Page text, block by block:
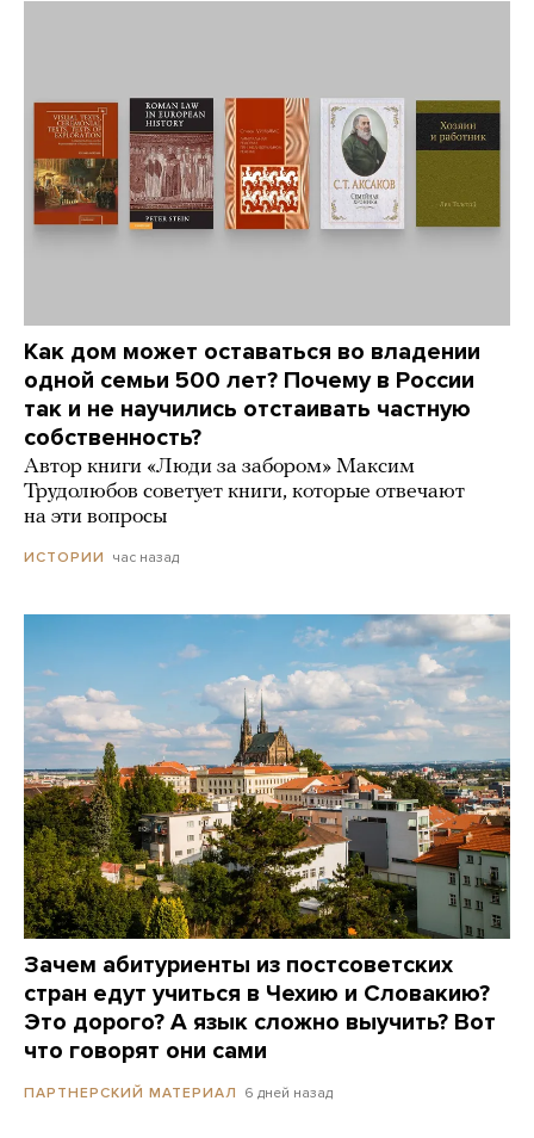
Как дом может оставаться во владении
одной семьи 500 лет? Почему в России
так и не научились отстаивать частную
собственность?
Автор книги «Люди за забором» Максим
Трудолюбов советует книги, которые отвечают
на эти вопросы
ИСТОРИИ час назад
Зачем абитуриенты из постсоветских
стран едут учиться в Чехию и Словакию?
Это дорого? А язык сложно выучить? Вот
что говорят они сами
ПАРТНЕРСКИЙ МАТЕРИАЛ 6 дней назад